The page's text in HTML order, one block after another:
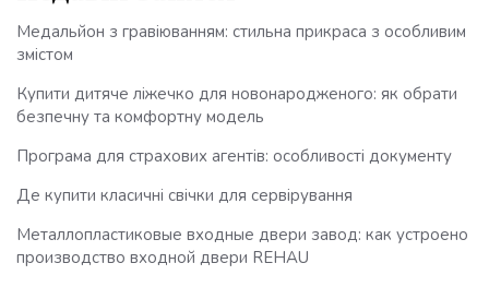
Медальйон з гравіюванням: стильна прикраса з особливим
змістом
Купити дитяче ліжечко для новонародженого: як обрати
безпечну та комфортну модель
Програма для страхових агентів: особливості документу
Де купити класичні свічки для сервірування
Металлопластиковые входные двери завод: как устроено
производство входной двери REHAU